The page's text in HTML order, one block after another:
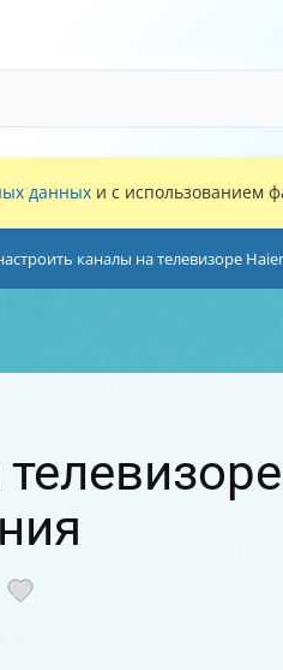
данных и с использованием
каналы на телевизоре